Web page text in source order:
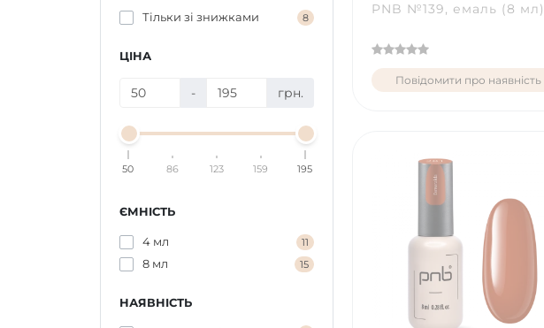
Тільки зі знижками 8
ЦІНА
- грн.
50 86 123 159 195
ЄМНІСТЬ
4 мл 11
8 мл 15
НАЯВНІСТЬ
PNB №139, емаль (8 мл)
Повідомити про наявність